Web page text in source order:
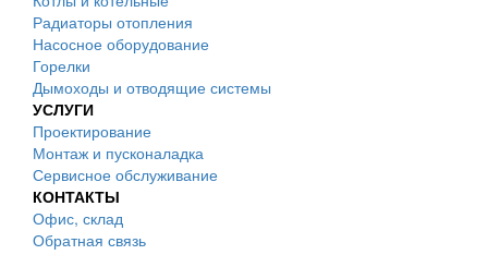
Радиаторы отопления
Насосное оборудование
Горелки
Дымоходы и отводящие системы
УСЛУГИ
Проектирование
Монтаж и пусконаладка
Сервисное обслуживание
КОНТАКТЫ
Офис, склад
Обратная связь